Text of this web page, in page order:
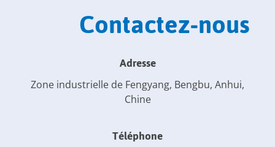
Contactez-nous
Adresse
Zone industrielle de Fengyang, Bengbu, Anhui,
Chine
Téléphone